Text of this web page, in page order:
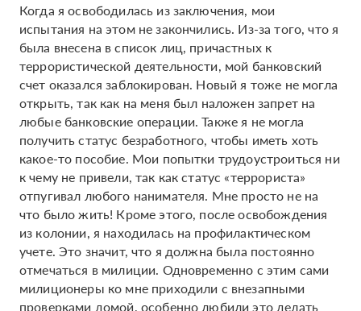
Когда я освободилась из заключения, мои
испытания на этом не закончились. Из-за того, что я
была внесена в список лиц, причастных к
террористической деятельности, мой банковский
счет оказался заблокирован. Новый я тоже не могла
открыть, так как на меня был наложен запрет на
любые банковские операции. Также я не могла
получить статус безработного, чтобы иметь хоть
какое-то пособие. Мои попытки трудоустроиться ни
к чему не привели, так как статус «террориста»
отпугивал любого нанимателя. Мне просто не на
что было жить! Кроме этого, после освобождения
из колонии, я находилась на профилактическом
учете. Это значит, что я должна была постоянно
отмечаться в милиции. Одновременно с этим сами
милиционеры ко мне приходили с внезапными
проверками домой, особенно любили это делать